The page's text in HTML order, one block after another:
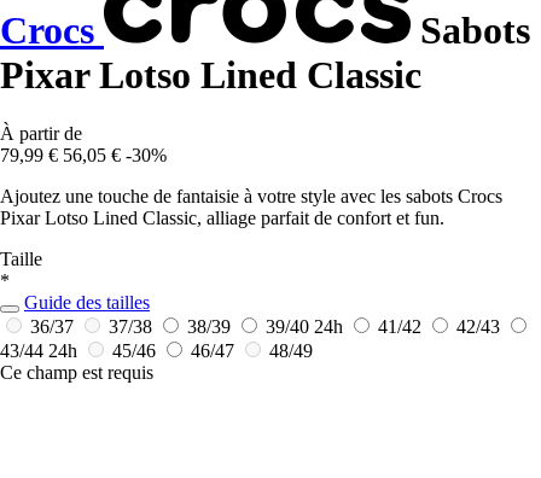
Crocs
Sabots
Pixar Lotso Lined Classic
À partir de
79,99 € 56,05 € -30%
Ajoutez une touche de fantaisie à votre style avec les sabots Crocs
Pixar Lotso Lined Classic, alliage parfait de confort et fun.
Taille
*
Guide des tailles
36/37
37/38 38/39 39/40 24h 41/42
42/43
43/44 24h 45/46 46/47
48/49
Ce champ est requis